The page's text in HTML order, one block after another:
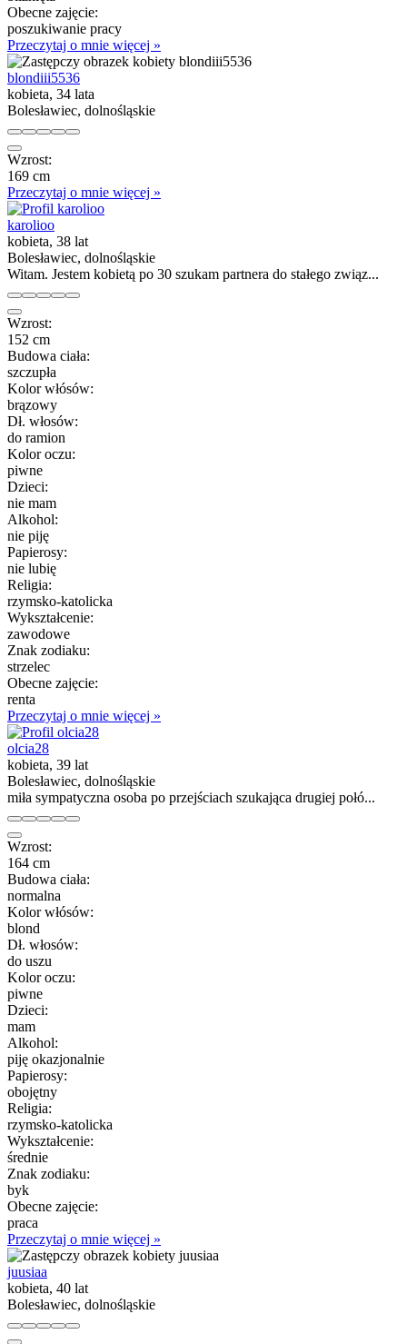
Obecne zajęcie:
poszukiwanie pracy
Przeczytaj o mnie więcej »
blondiii5536
kobieta, 34 lata
Bolesławiec, dolnośląskie
Wzrost:
169 cm
Przeczytaj o mnie więcej »
karolioo
kobieta, 38 lat
Bolesławiec, dolnośląskie
Witam. Jestem kobietą po 30 szukam partnera do stałego związ...
Wzrost:
152 cm
Budowa ciała:
szczupła
Kolor włósów:
brązowy
Dł. włosów:
do ramion
Kolor oczu:
piwne
Dzieci:
nie mam
Alkohol:
nie piję
Papierosy:
nie lubię
Religia:
rzymsko-katolicka
Wykształcenie:
zawodowe
Znak zodiaku:
strzelec
Obecne zajęcie:
renta
Przeczytaj o mnie więcej »
olcia28
kobieta, 39 lat
Bolesławiec, dolnośląskie
miła sympatyczna osoba po przejściach szukająca drugiej połó...
Wzrost:
164 cm
Budowa ciała:
normalna
Kolor włósów:
blond
Dł. włosów:
do uszu
Kolor oczu:
piwne
Dzieci:
mam
Alkohol:
piję okazjonalnie
Papierosy:
obojętny
Religia:
rzymsko-katolicka
Wykształcenie:
średnie
Znak zodiaku:
byk
Obecne zajęcie:
praca
Przeczytaj o mnie więcej »
juusiaa
kobieta, 40 lat
Bolesławiec, dolnośląskie